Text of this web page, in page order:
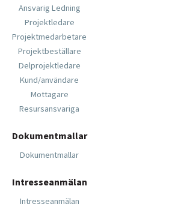
Ansvarig Ledning
Projektledare
Projektmedarbetare
Projektbeställare
Delprojektledare
Kund/användare
Mottagare
Resursansvariga
Dokumentmallar
Dokumentmallar
Intresseanmälan
Intresseanmälan